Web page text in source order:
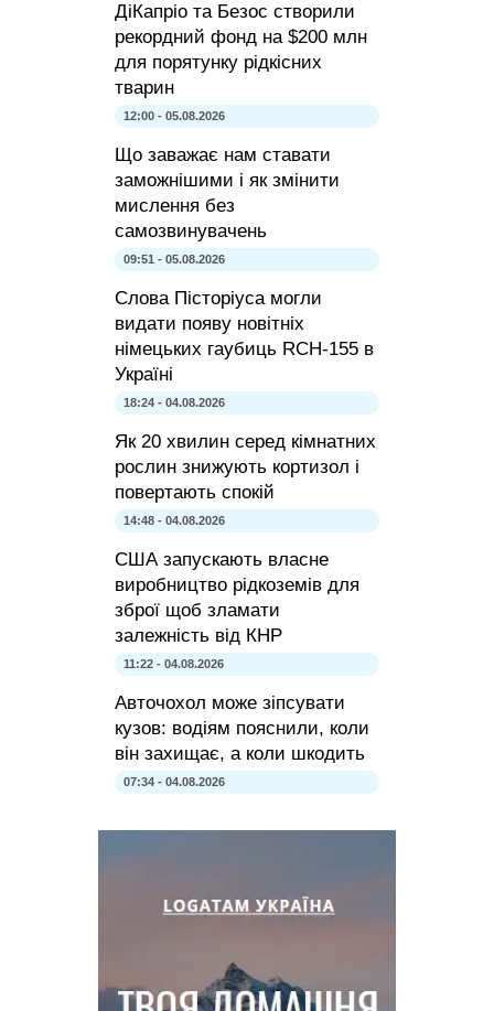
ДіКапріо та Безос створили
рекордний фонд на $200 млн
для порятунку рідкісних
тварин
12:00 - 05.08.2026
Що заважає нам ставати
заможнішими і як змінити
мислення без
самозвинувачень
09:51 - 05.08.2026
Слова Пісторіуса могли
видати появу новітніх
німецьких гаубиць RCH-155 в
Україні
18:24 - 04.08.2026
Як 20 хвилин серед кімнатних
рослин знижують кортизол і
повертають спокій
14:48 - 04.08.2026
США запускають власне
виробництво рідкоземів для
зброї щоб зламати
залежність від КНР
11:22 - 04.08.2026
Авточохол може зіпсувати
кузов: водіям пояснили, коли
він захищає, а коли шкодить
07:34 - 04.08.2026